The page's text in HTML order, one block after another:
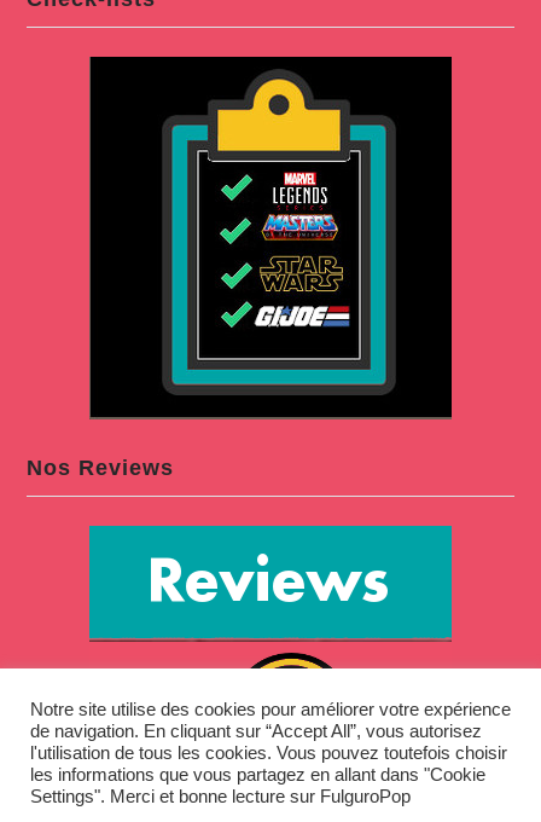
Nos Reviews
Notre site utilise des cookies pour améliorer votre expérience
de navigation. En cliquant sur “Accept All”, vous autorisez
l'utilisation de tous les cookies. Vous pouvez toutefois choisir
les informations que vous partagez en allant dans "Cookie
Settings". Merci et bonne lecture sur FulguroPop